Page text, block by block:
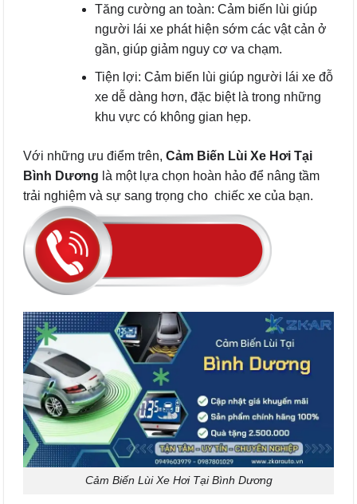
Tăng cường an toàn: Cảm biến lùi giúp
người lái xe phát hiện sớm các vật cản ở
gần, giúp giảm nguy cơ va chạm.
Tiện lợi: Cảm biến lùi giúp người lái xe đỗ
xe dễ dàng hơn, đặc biệt là trong những
khu vực có không gian hẹp.
Với những ưu điểm trên, Cảm Biến Lùi Xe Hơi Tại
Bình Dương là một lựa chọn hoàn hảo để nâng tầm
trải nghiệm và sự sang trọng cho chiếc xe của bạn.
Cảm Biến Lùi Xe Hơi Tại Bình Dương